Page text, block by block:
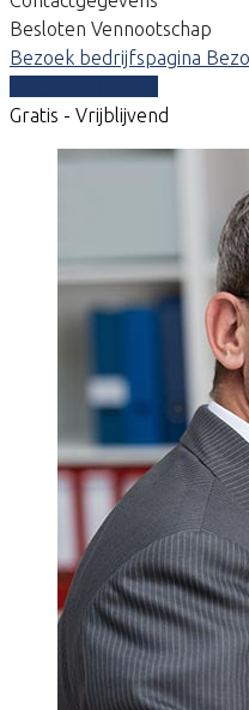
Besloten Vennootschap
Bezoek bedrijfspagina
Gratis - Vrijblijvend